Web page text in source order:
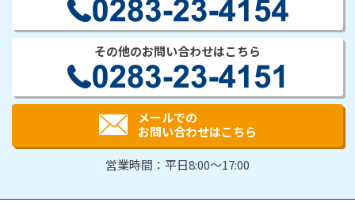
その他のお問い合わせはこちら
メールでの
お問い合わせはこちら
営業時間：平日8:00～17:00